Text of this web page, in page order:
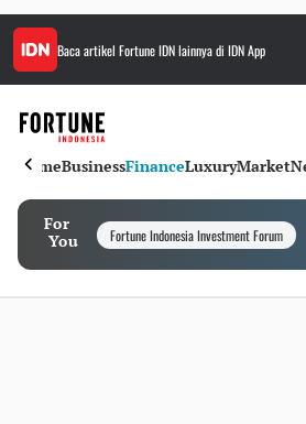
Baca artikel Fortune IDNlainnya di IDN App
HomeBusinessFinanceLuxuryMarket
For
You
Fortune Indonesia Investment Forum